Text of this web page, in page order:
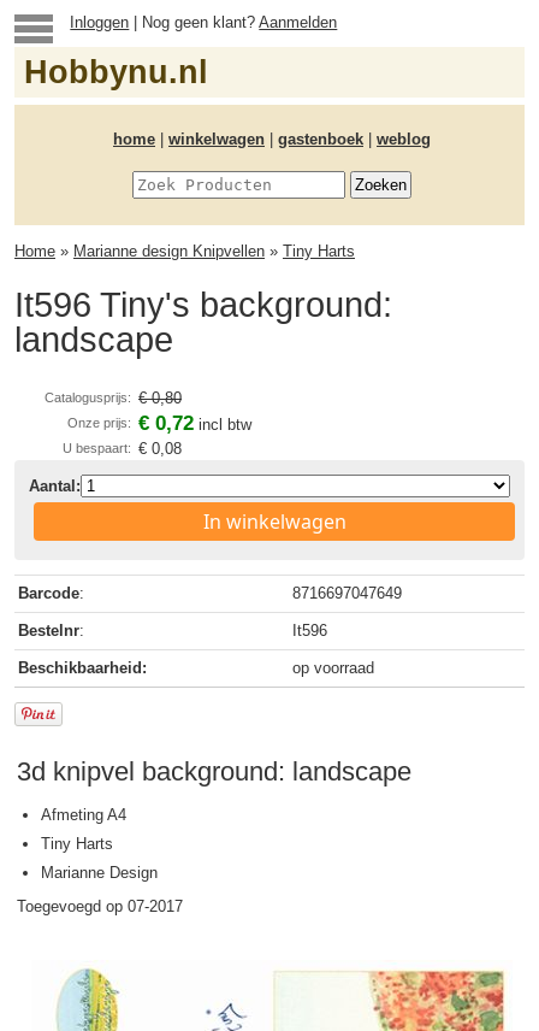
Inloggen | Nog geen klant?Aanmelden
Hobbynu.nl
home winkelwagen gastenboek weblog
Home » Marianne design Knipvellen » Tiny Harts
It596 Tiny's background:
landscape
Catalogusprijs: € 0,80
Onze prijs: € 0,72 incl btw
U bespaart: € 0,08
Aantal:
In winkelwagen
Barcode: 8716697047649
Bestelnr: It596
Beschikbaarheid: op voorraad
3d knipvel background: landscape
Afmeting A4
Tiny Harts
Marianne Design
Toegevoegd op 07-2017